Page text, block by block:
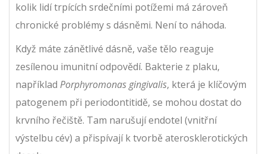
kolik lidí trpících srdečními potížemi má zároveň
chronické problémy s dásněmi. Není to náhoda.
Když máte zánětlivé dásně, vaše tělo reaguje
zesílenou imunitní odpovědí. Bakterie z plaku,
například Porphyromonas gingivalis, která je klíčovým
patogenem při periodontitidě, se mohou dostat do
krvního řečiště. Tam narušují endotel (vnitřní
výstelbu cév) a přispívají k tvorbě aterosklerotických